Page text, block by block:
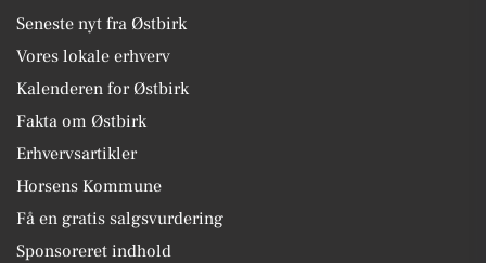
Seneste nyt fra Østbirk
Vores lokale erhverv
Kalenderen for Østbirk
Fakta om Østbirk
Erhvervsartikler
Horsens Kommune
Få en gratis salgsvurdering
Sponsoreret indhold